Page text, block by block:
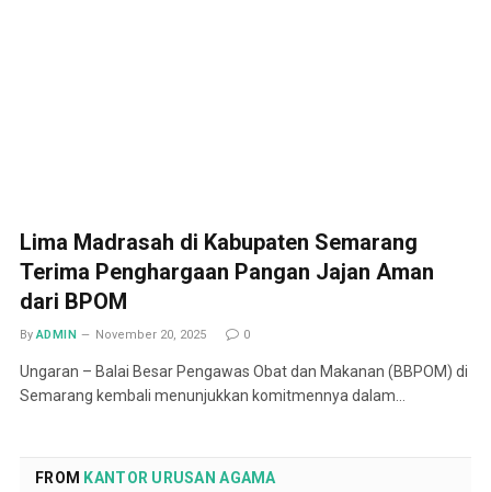
Lima Madrasah di Kabupaten Semarang
Terima Penghargaan Pangan Jajan Aman
dari BPOM
By ADMIN November 20, 2025 0
Ungaran – Balai Besar Pengawas Obat dan Makanan (BBPOM) di
Semarang kembali menunjukkan komitmennya dalam…
FROM KANTOR URUSAN AGAMA